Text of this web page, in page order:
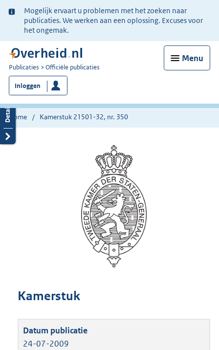
Ter
informatie:
Mogelijk ervaart u problemen met het zoeken naar
publicaties. We werken aan een oplossing. Excuses voor
het ongemak.
Menu
U
bent
nu
hier:
Publicaties Officiële publicaties
Inloggen
Home Kamerstuk 21501-32, nr. 350
Kamerstuk
24-07-2009